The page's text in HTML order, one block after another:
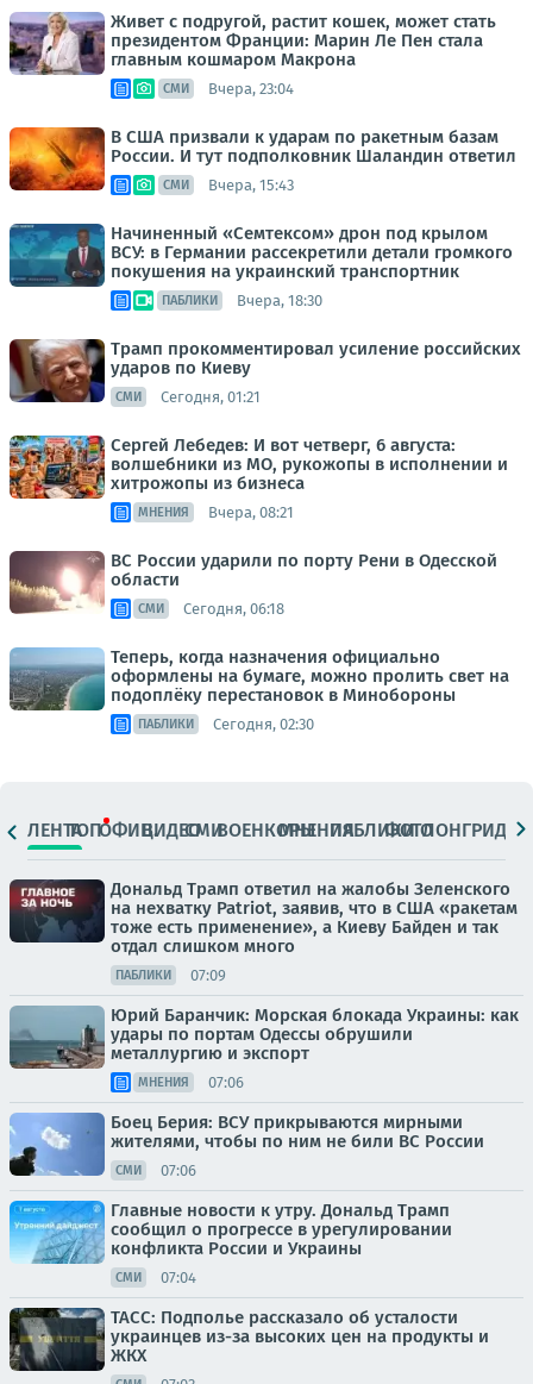
Живет с подругой, растит кошек, может стать
президентом Франции: Марин Ле Пен стала
главным кошмаром Макрона
СМИ Вчера, 23:04
В США призвали к ударам по ракетным базам
России. И тут подполковник Шаландин ответил
СМИ Вчера, 15:43
Начиненный «Семтексом» дрон под крылом
ВСУ: в Германии рассекретили детали громкого
покушения на украинский транспортник
ПАБЛИКИ Вчера, 18:30
Трамп прокомментировал усиление российских
ударов по Киеву
СМИ Сегодня, 01:21
Сергей Лебедев: И вот четверг, 6 августа:
волшебники из МО, рукожопы в исполнении и
хитрожопы из бизнеса
МНЕНИЯ Вчера, 08:21
ВС России ударили по порту Рени в Одесской
области
СМИ Сегодня, 06:18
Теперь, когда назначения официально
оформлены на бумаге, можно пролить свет на
подоплёку перестановок в Минобороны
ПАБЛИКИ Сегодня, 02:30
ЛЕНТАТОПОФИЦ.ВИДЕОСМИВОЕНКОРЫМНЕНИЯПАБЛИКИ
ФОТОЛОНГРИДЫ
Дональд Трамп ответил на жалобы Зеленского
на нехватку Patriot, заявив, что в США «ракетам
тоже есть применение», а Киеву Байден и так
отдал слишком много
ПАБЛИКИ 07:09
Юрий Баранчик: Морская блокада Украины: как
удары по портам Одессы обрушили
металлургию и экспорт
МНЕНИЯ 07:06
Боец Берия: ВСУ прикрываются мирными
жителями, чтобы по ним не били ВС России
СМИ 07:06
Главные новости к утру. Дональд Трамп
сообщил о прогрессе в урегулировании
конфликта России и Украины
СМИ 07:04
ТАСС: Подполье рассказало об усталости
украинцев из-за высоких цен на продукты и
ЖКХ